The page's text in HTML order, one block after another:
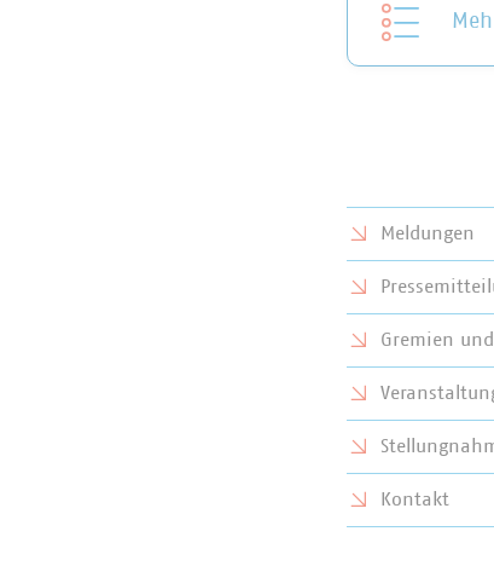
Meldungen
Gremien
Kontakt